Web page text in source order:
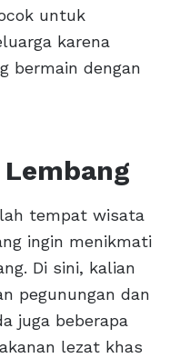
untuk
karena
bermain dengan
tempat wisata
ingin menikmati
Di sini, kalian
pegunungan dan
juga beberapa
lezat khas